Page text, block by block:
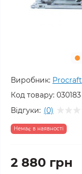
Виробник: Procraft
Код товару: 030183
Відгуки: (0)
Немає в наявності
2 880 грн